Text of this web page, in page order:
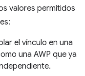
valores permitidos
el vínculo en una
una AWP que ya